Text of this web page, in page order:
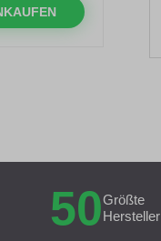
50Größte
Hersteller